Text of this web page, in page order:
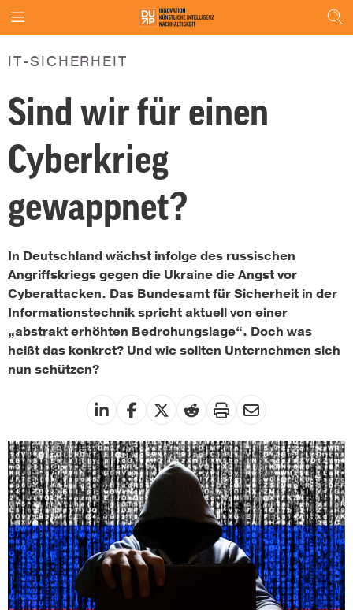
IT-SICHERHEIT
Sind wir für einen
Cyberkrieg
gewappnet?
In Deutschland wächst infolge des russischen
Angriffskriegs gegen die Ukraine die Angst vor
Cyberattacken. Das Bundesamt für Sicherheit in der
Informationstechnik spricht aktuell von einer
„abstrakt erhöhten Bedrohungslage“. Doch was
heißt das konkret? Und wie sollten Unternehmen sich
nun schützen?